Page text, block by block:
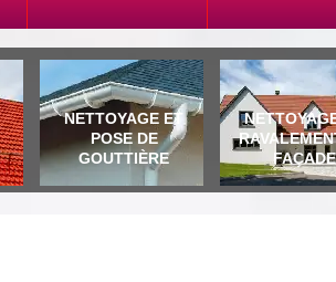
NETTOYAGE ET
POSE DE
GOUTTIÈRE
FAÇADE